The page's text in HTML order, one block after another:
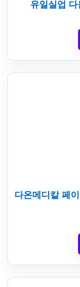
유일실업
다온메디칼 페